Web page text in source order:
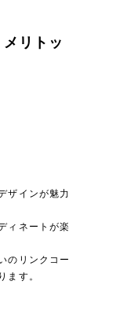
リトッ
ザインが魅力
ィネートが楽
のリンクコー
ます。